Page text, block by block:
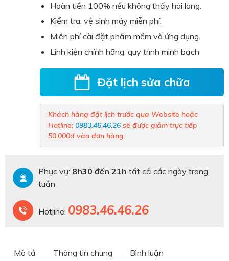
Hoàn tiền 100% nếu không thấy hài lòng.
Kiểm tra, vệ sinh máy miễn phí.
Miễn phí cài đặt phầm mềm và ứng dụng.
Linh kiện chính hãng, quy trình minh bạch
Đặt lịch sửa chữa
Khách hàng đặt lịch trước qua Website hoặc
Hotline: 0983.46.46.26 sẽ được giảm trực tiếp
50.000đ vào đơn hàng.
Phục vụ: 8h30 đến 21h tất cả các ngày trong
tuần
Hotline: 0983.46.46.26
Mô tả Thông tin chung Bình luận